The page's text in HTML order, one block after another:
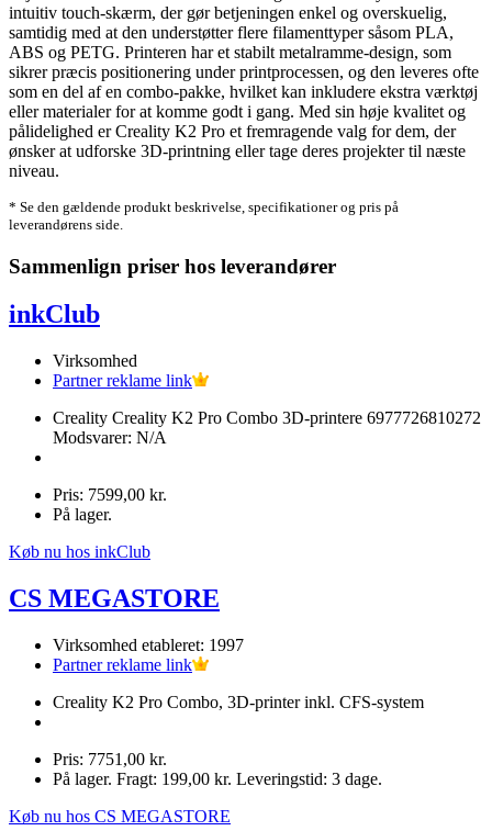
intuitiv touch-skærm, der gør betjeningen enkel og overskuelig,
samtidig med at den understøtter flere filamenttyper såsom PLA,
ABS og PETG. Printeren har et stabilt metalramme-design, som
sikrer præcis positionering under printprocessen, og den leveres ofte
som en del af en combo-pakke, hvilket kan inkludere ekstra værktøj
eller materialer for at komme godt i gang. Med sin høje kvalitet og
pålidelighed er Creality K2 Pro et fremragende valg for dem, der
ønsker at udforske 3D-printning eller tage deres projekter til næste
niveau.
* Se den gældende produkt beskrivelse, specifikationer og pris på
leverandørens side.
Sammenlign priser hos leverandører
inkClub
Virksomhed
Partner reklame link
Creality Creality K2 Pro Combo 3D-printere 6977726810272
Modsvarer: N/A
Pris: 7599,00 kr.
På lager.
Køb nu hos inkClub
CS MEGASTORE
Virksomhed etableret: 1997
Partner reklame link
Creality K2 Pro Combo, 3D-printer inkl. CFS-system
Pris: 7751,00 kr.
På lager. Fragt: 199,00 kr. Leveringstid: 3 dage.
Køb nu hos CS MEGASTORE